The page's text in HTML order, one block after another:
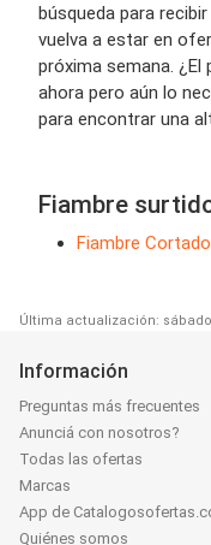
búsqueda para
vuelva a estar en
próxima semana.
ahora pero aún lo
para encontrar una
Fiambre
Fiambre
Última actualización:
Información
Preguntas más frecuentes
Anunciá con nosotros?
Todas las ofertas
Marcas
App de
Quiénes somos